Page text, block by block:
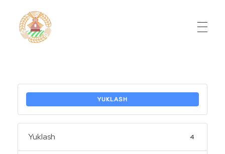
YUKLASH
Yuklash 4